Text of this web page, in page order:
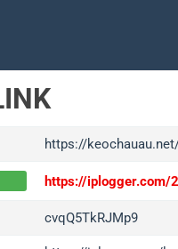
https://
https://iplogger.com/
cvqQ5TkRJMp9